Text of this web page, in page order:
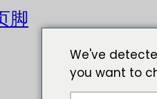
脚
We've
you want to